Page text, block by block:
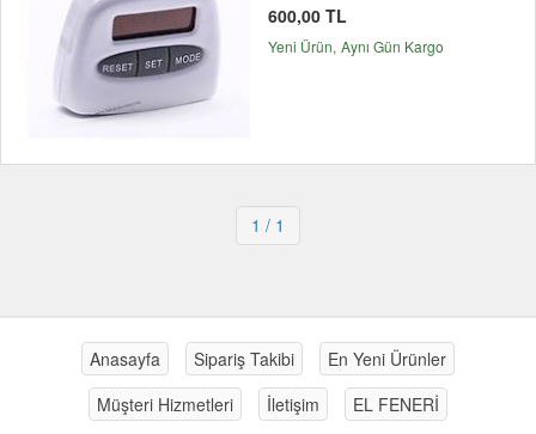
600,00 TL
Yeni Ürün Aynı Gün Kargo
1 / 1
Anasayfa Sipariş Takibi
En Yeni Ürünler
Müşteri Hizmetleri
İletişim EL FENERİ